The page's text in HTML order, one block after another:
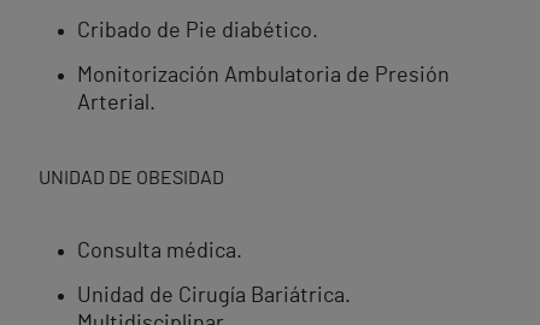
Cribado de Pie diabético.
Monitorización Ambulatoria de Presión
Arterial.
UNIDAD DE OBESIDAD
Consulta médica.
Unidad de Cirugía Bariátrica.